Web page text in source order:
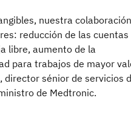
nuestra
reducción de las cuentas
libre, aumento de la
para trabajos de mayor
director sénior de servicios
de Medtronic.